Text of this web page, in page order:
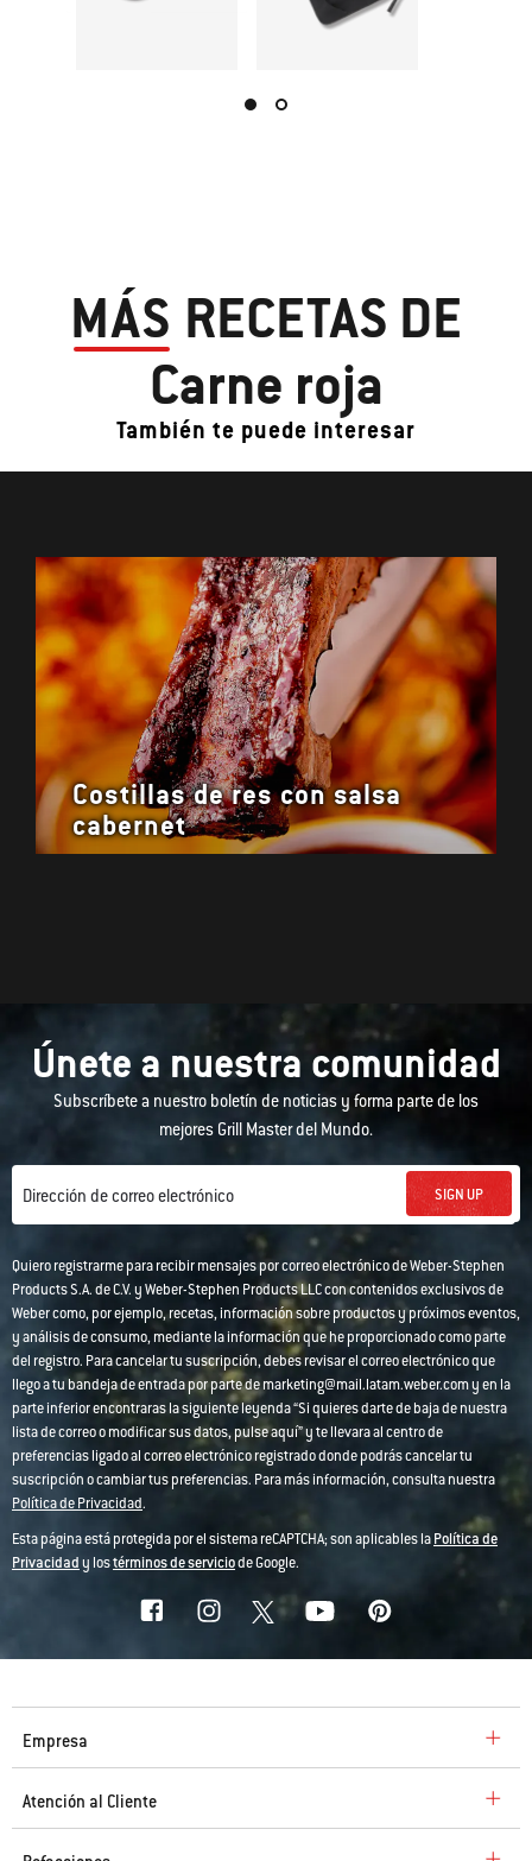
MÁS RECETAS DE
Carne roja
También te puede interesar
Costillas de res con salsa
cabernet
Únete a nuestra comunidad
Subscríbete a nuestro boletín de noticias y forma parte de los
mejores Grill Master del Mundo.
Dirección de correo electrónico SIGN UP
Quiero registrarme para recibir mensajes por correo electrónico de Weber-Stephen
Products S.A. de C.V. y Weber-Stephen Products LLC con contenidos exclusivos de
Weber como, por ejemplo, recetas, información sobre productos y próximos eventos,
y análisis de consumo, mediante la información que he proporcionado como parte
del registro. Para cancelar tu suscripción, debes revisar el correo electrónico que
llego a tu bandeja de entrada por parte de marketing@mail.latam.weber.com y en la
parte inferior encontraras la siguiente leyenda “Si quieres darte de baja de nuestra
lista de correo o modificar sus datos, pulse aquí” y te llevara al centro de
preferencias ligado al correo electrónico registrado donde podrás cancelar tu
suscripción o cambiar tus preferencias. Para más información, consulta nuestra
Política de Privacidad.
Esta página está protegida por el sistema reCAPTCHA; son aplicables laPolítica de
Privacidady lostérminos de serviciode Google.
Empresa
Atención al Cliente